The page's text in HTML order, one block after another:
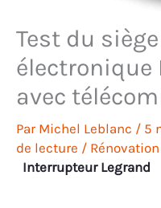
Test du
électronique
avec
Par Michel Leblanc / 5
de lecture /
Interrupteur Legrand